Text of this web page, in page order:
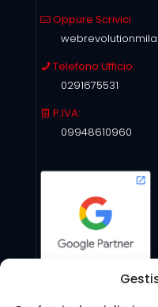
Oppure Scrivici
Telefono Ufficio:
0291675531
P.IVA:
09948610960